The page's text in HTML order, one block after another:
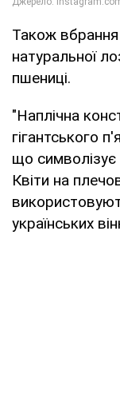
Також вбрання
натуральної
пшениці.
"Наплічна
гігантського
що
Квіти на
українських